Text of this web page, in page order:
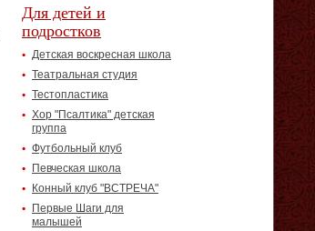
Для детей и
подростков
Детская воскресная школа
Театральная студия
Тестопластика
Хор "Псалтика" детская
группа
Футбольный клуб
Певческая школа
Конный клуб "ВСТРЕЧА"
Первые Шаги для
малышей